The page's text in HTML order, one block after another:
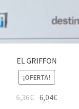
EL GRIFFON
¡OFERTA!
6,36€ 6,04€